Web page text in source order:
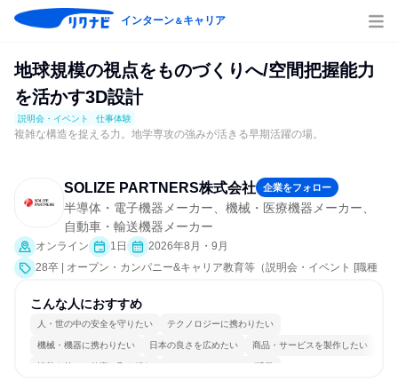
インターン＆キャリア
地球規模の視点をものづくりへ/空間把握能力
を活かす3D設計
説明会・イベント 仕事体験
複雑な構造を捉える力。地学専攻の強みが活きる早期活躍の場。
SOLIZE PARTNERS株式会社 企業をフォロー
半導体・電子機器メーカー、機械・医療機器メーカー、
自動車・輸送機器メーカー
オンライン 1日
2026年8月・9月
28卒 | オープン・カンパニー&キャリア教育等（説明会・イベント [職種
こんな人におすすめ
人・世の中の安全を守りたい テクノロジーに携わりたい
機械・機器に携わりたい 日本の良さを広めたい 商品・サービスを製作したい
情熱を持って仕事に取り組む コミュニケーションが活発